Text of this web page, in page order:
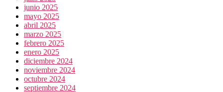
junio 2025
mayo 2025
abril 2025
marzo 2025
febrero 2025
enero 2025
diciembre 2024
noviembre 2024
octubre 2024
septiembre 2024